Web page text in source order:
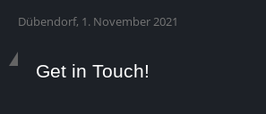
Dübendorf, 1. November 2021
Get in Touch!